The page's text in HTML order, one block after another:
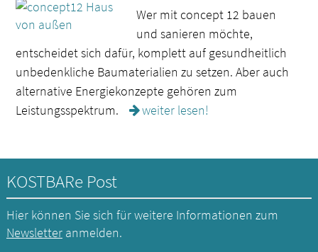
Wer mit concept 12 bauen
und sanieren möchte,
entscheidet sich dafür, komplett auf gesundheitlich
unbedenkliche Baumaterialien zu setzen. Aber auch
alternative Energiekonzepte gehören zum
Leistungsspektrum.
weiter lesen!
KOSTBARe Post
Hier können Sie sich für weitere Informationen zum
Newsletteranmelden.